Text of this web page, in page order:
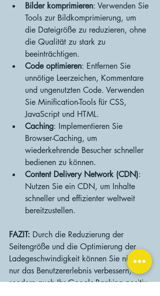
Bilder komprimieren: Verwenden Sie
Tools zur Bildkomprimierung, um
die Dateigröße zu reduzieren, ohne
die Qualität zu stark zu
beeinträchtigen.
Code optimieren: Entfernen Sie
unnötige Leerzeichen, Kommentare
und ungenutzten Code. Verwenden
Sie Minification-Tools für CSS,
JavaScript und HTML.
Caching: Implementieren Sie
Browser-Caching, um
wiederkehrende Besucher schneller
bedienen zu können.
Content Delivery Network (CDN):
Nutzen Sie ein CDN, um Inhalte
schneller und effizienter weltweit
bereitzustellen.
FAZIT: Durch die Reduzierung der
Seitengröße und die Optimierung der
Ladegeschwindigkeit können Sie nicht
nur das Benutzererlebnis verbessern,
sondern auch Ihr Google-Ranking positiv